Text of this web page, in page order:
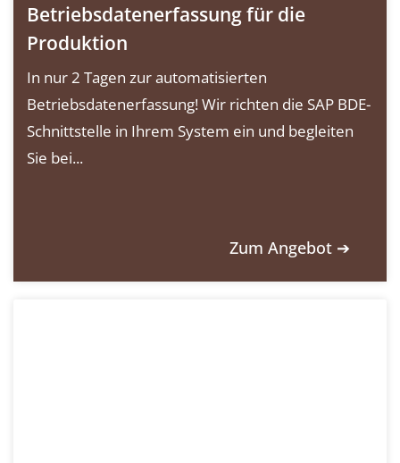
Betriebsdatenerfassung für die
Produktion
In nur 2 Tagen zur automatisierten
Betriebsdatenerfassung! Wir richten die SAP BDE-
Schnittstelle in Ihrem System ein und begleiten
Sie bei...
Zum Angebot ➔